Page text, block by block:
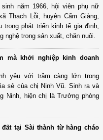
năm 1966, hội viên phụ nữ
Thạch Lỗi, huyện Cẩm Giàng,
phát triển kinh tế gia đình,
nghệ trong sản xuất, chăn nuôi.
mà khởi nghiệp kinh doanh
yêu với trầm càng lớn trong
sẻ của chị Ninh Vũ. Sinh ra và
Ninh, hiện chị là Trưởng phòng
đất tại Sài thành từ hàng cháo